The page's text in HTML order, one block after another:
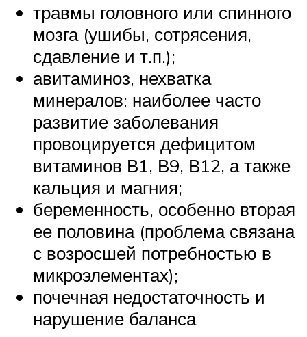
травмы головного или спинного
мозга (ушибы, сотрясения,
сдавление и т.п.);
авитаминоз, нехватка
минералов: наиболее часто
развитие заболевания
провоцируется дефицитом
витаминов В1, В9, В12, а также
кальция и магния;
беременность, особенно вторая
ее половина (проблема связана
с возросшей потребностью в
микроэлементах);
почечная недостаточность и
нарушение баланса